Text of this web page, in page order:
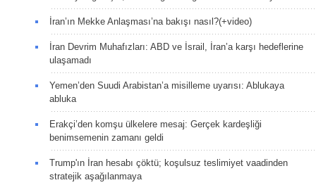
İran’ın Mekke Anlaşması’na bakışı nasıl?(+video)
İran Devrim Muhafızları: ABD ve İsrail, İran’a karşı hedeflerine
ulaşamadı
Yemen’den Suudi Arabistan’a misilleme uyarısı: Ablukaya
abluka
Erakçi’den komşu ülkelere mesaj: Gerçek kardeşliği
benimsemenin zamanı geldi
Trump'ın İran hesabı çöktü; koşulsuz teslimiyet vaadinden
stratejik aşağılanmaya